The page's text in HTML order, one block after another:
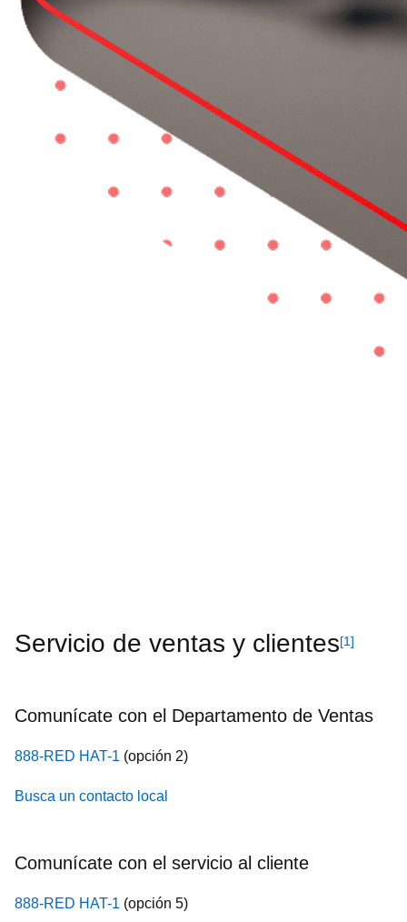
Servicio de ventas y clientes[1]
Comunícate con el Departamento de Ventas
888-RED HAT-1 (opción 2)
Busca un contacto local
Comunícate con el servicio al cliente
888-RED HAT-1 (opción 5)